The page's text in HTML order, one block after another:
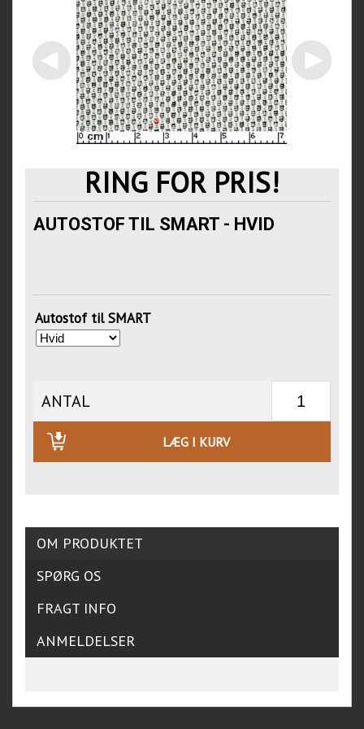
RING FOR PRIS!
AUTOSTOF TIL SMART - HVID
Autostof til SMART
ANTAL
LÆG I KURV
OM PRODUKTET
SPØRG OS
FRAGT INFO
ANMELDELSER